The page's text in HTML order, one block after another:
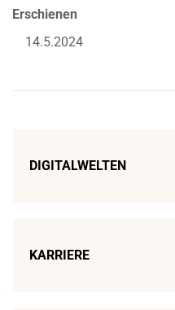
Erschienen
14.5.2024
DIGITALWELTEN
KARRIERE